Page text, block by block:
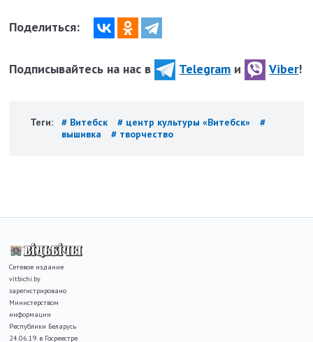
Поделиться:
Подписывайтесь на нас в Telegram и Viber!
Теги: # Витебск # центр культуры «Витебск»
#
вышивка
# творчество
Сетевое издание
vitbichi.by
зарегистрировано
Министерством
информации
Республики Беларусь
24.06.19 в Госреестре